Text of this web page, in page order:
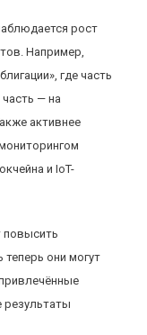
рост
Например,
где часть
— на
активнее
и IoT-
повысить
они могут
результаты